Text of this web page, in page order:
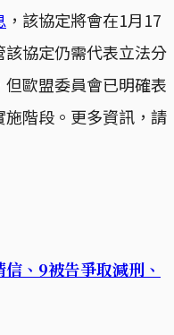
，該協定將會在1月17
協定仍需代表立法分
歐盟委員會已明確表
階段。更多資訊，請
、9被告爭取減刑、